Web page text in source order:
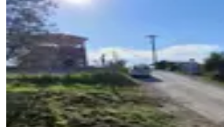
AZİM EMLAKİSMAİL ALPDÜNDAR
Ara